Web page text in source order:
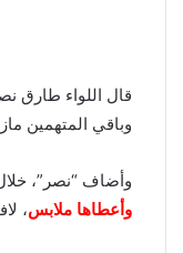
وباقي المتهمين
وأضاف “نصر”، خلال مداخلة هاتفية مع
وأعطاها ملابس،